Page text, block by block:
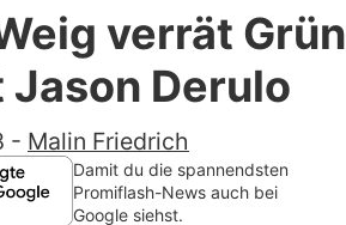
Stars
Filme &
Familie &
verrät
Jason Derulo
- Malin Friedrich
Damit du die spannendsten
Promiflash-News auch bei
Google siehst.